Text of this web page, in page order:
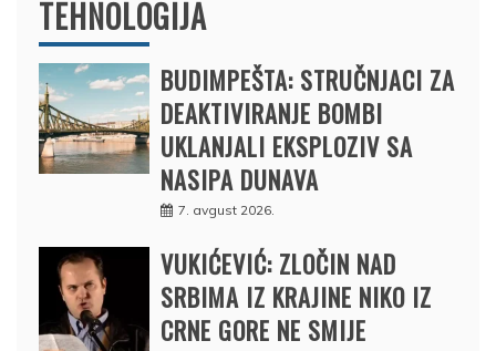
TEHNOLOGIJA
BUDIMPEŠTA: STRUČNJACI ZA
DEAKTIVIRANJE BOMBI
UKLANJALI EKSPLOZIV SA
NASIPA DUNAVA
7. avgust 2026.
VUKIĆEVIĆ: ZLOČIN NAD
SRBIMA IZ KRAJINE NIKO IZ
CRNE GORE NE SMIJE